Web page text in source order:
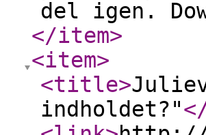
del igen.
</item>
<item>
<title>
indholdet?"